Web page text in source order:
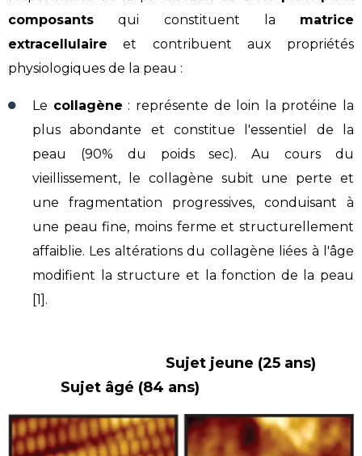
composants qui constituent la matrice
extracellulaire et contribuent aux propriétés
physiologiques de la peau :
Le collagène : représente de loin la protéine la
plus abondante et constitue l'essentiel de la
peau (90% du poids sec). Au cours du
vieillissement, le collagène subit une perte et
une fragmentation progressives, conduisant à
une peau fine, moins ferme et structurellement
affaiblie. Les altérations du collagène liées à l'âge
modifient la structure et la fonction de la peau
[1].
Sujet jeune (25 ans)
Sujet âgé (84 ans)